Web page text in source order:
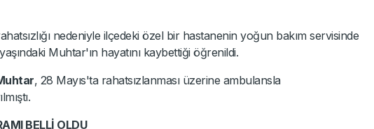
nedeniyle ilçedeki özel bir hastanenin yoğun bakım servisinde
Muhtar'ın hayatını kaybettiği öğrenildi.
, 28 Mayıs'ta rahatsızlanması üzerine ambulansla
BELLİ OLDU